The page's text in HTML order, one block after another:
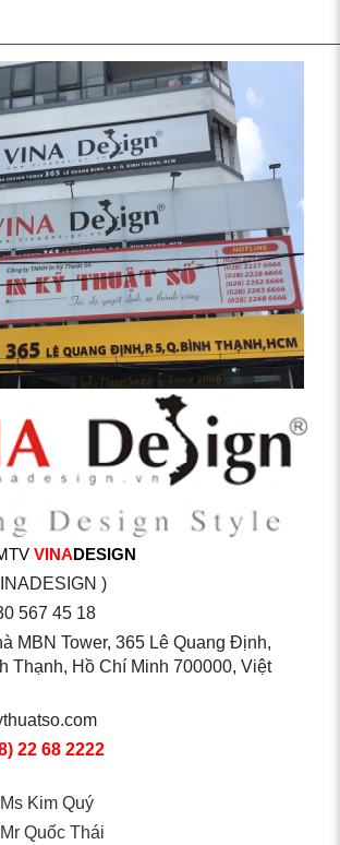
VINADESIGN
)
567 45 18
MBN Tower, 365 Lê Quang Định,
Thạnh, Hồ Chí Minh 700000, Việt
22 68 2222
Ms Kim Quý
Mr Quốc Thái